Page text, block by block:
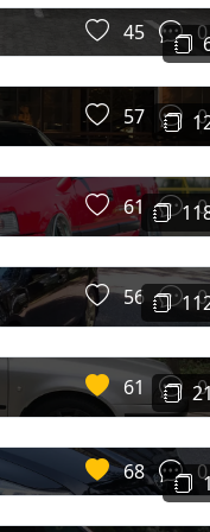
45 0
57 0
61 0
56 0
61 0
68 0